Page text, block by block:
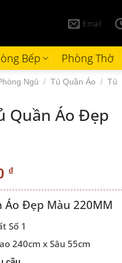
Email
Bếp Phòng Thờ
Ngủ / Tủ Quần Áo / Tủ
Quần Áo Đẹp
₫.
₫Giá
hiện
tại
là:
8.200.000 ₫.
Áo Đẹp Màu 220MM
Số 1
240cm x Sâu 55cm